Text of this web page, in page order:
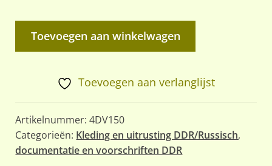
DDR
gebruiksaanwijzing
van
1958
aantal
Toevoegen aan winkelwagen
Toevoegen aan verlanglijst
Artikelnummer:4DV150
Categorieën: Kleding en uitrusting DDR/Russisch,
documentatie en voorschriften DDR